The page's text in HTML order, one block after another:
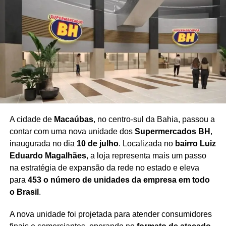
como referência nacional em arte, literatura e patrimônio.
Com uma programação ampla e acessível, a festa
reafirma seu compromisso com a democratização da
cultura, incentivando o surgimento de novos escritores,
ampliando o acesso aos livros e fortalecendo o mercado
editorial brasileiro.A expectativa é de que milhares de
pessoas participem da celebração ao longo dos cinco
dias de evento, consolidando a Flipelô como um dos
Redação Saiba+
A cidade de Macaúbas, no centro-sul da Bahia, passou a
contar com uma nova unidade dos Supermercados BH ,
inaugurada no dia 10 de julho. Localizada no bairro Luiz
Eduardo Magalhães, a loja representa mais um passo
na estratégia de expansão da rede no estado e eleva
para 453 o número de unidades da empresa em todo
o Brasil .
A nova unidade foi projetada para atender consumidores